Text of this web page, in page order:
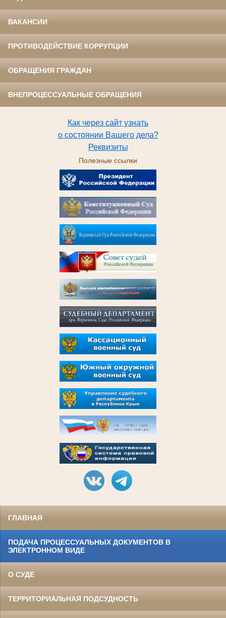
ВАКАНСИИ
ПРОТИВОДЕЙСТВИЕ КОРРУПЦИИ
ОБРАЩЕНИЯ ГРАЖДАН
ВНЕПРОЦЕССУАЛЬНЫЕ ОБРАЩЕНИЯ
Как через сайт узнать
о состоянии Вашего дела?
Реквизиты
Полезные ссылки
ГЛАВНАЯ
ПОДАЧА ПРОЦЕССУАЛЬНЫХ ДОКУМЕНТОВ В
ЭЛЕКТРОННОМ ВИДЕ
О СУДЕ
ТЕРРИТОРИАЛЬНАЯ ПОДСУДНОСТЬ